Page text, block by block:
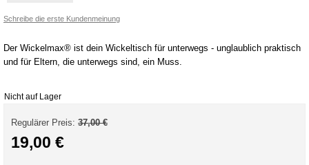
Schreibe die erste Kundenmeinung
Der Wickelmax® ist dein Wickeltisch für unterwegs - unglaublich praktisch
und für Eltern, die unterwegs sind, ein Muss.
Nicht auf Lager
Regulärer Preis: 37,00 €
19,00 €